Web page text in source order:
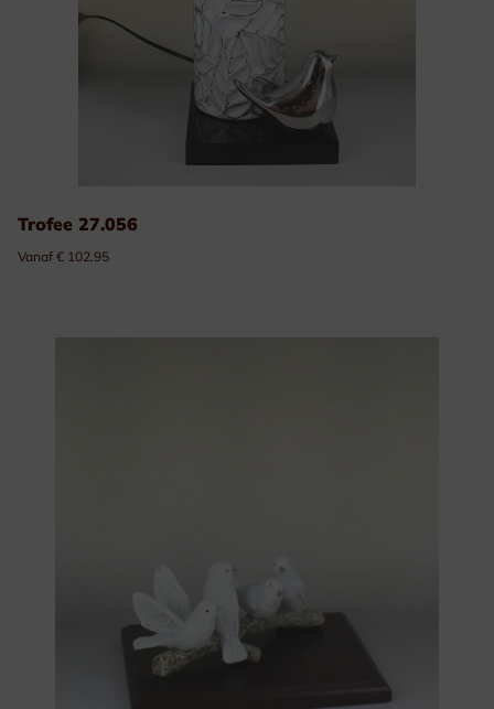
Trofee 27.056
Vanaf € 102.95